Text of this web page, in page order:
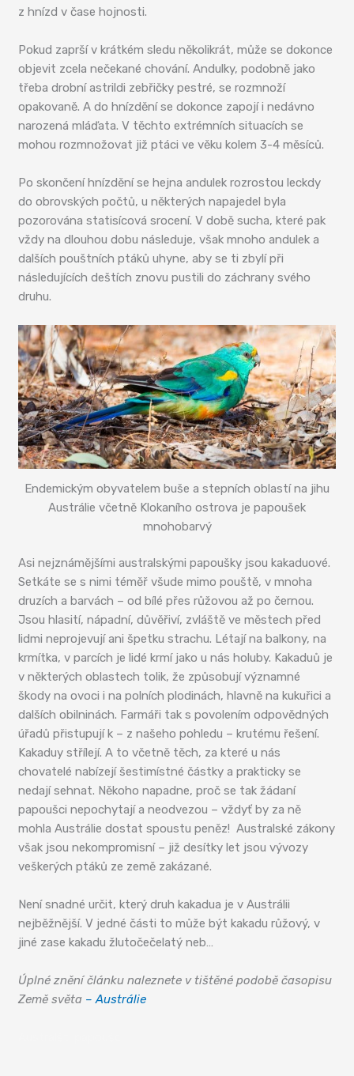
z hnízd v čase hojnosti.
Pokud zaprší v krátkém sledu několikrát, může se dokonce
objevit zcela nečekané chování. Andulky, podobně jako
třeba drobní astrildi zebřičky pestré, se rozmnoží
opakovaně. A do hnízdění se dokonce zapojí i nedávno
narozená mláďata. V těchto extrémních situacích se
mohou rozmnožovat již ptáci ve věku kolem 3-4 měsíců.
Po skončení hnízdění se hejna andulek rozrostou leckdy
do obrovských počtů, u některých napajedel byla
pozorována statisícová srocení. V době sucha, které pak
vždy na dlouhou dobu následuje, však mnoho andulek a
dalších pouštních ptáků uhyne, aby se ti zbylí při
následujících deštích znovu pustili do záchrany svého
druhu.
Endemickým obyvatelem buše a stepních oblastí na jihu
Austrálie včetně Klokaního ostrova je papoušek
mnohobarvý
Asi nejznámějšími australskými papoušky jsou kakaduové.
Setkáte se s nimi téměř všude mimo pouště, v mnoha
druzích a barvách – od bílé přes růžovou až po černou.
Jsou hlasití, nápadní, důvěřiví, zvláště ve městech před
lidmi neprojevují ani špetku strachu. Létají na balkony, na
krmítka, v parcích je lidé krmí jako u nás holuby. Kakaduů je
v některých oblastech tolik, že způsobují významné
škody na ovoci i na polních plodinách, hlavně na kukuřici a
dalších obilninách. Farmáři tak s povolením odpovědných
úřadů přistupují k – z našeho pohledu – krutému řešení.
Kakaduy střílejí. A to včetně těch, za které u nás
chovatelé nabízejí šestimístné částky a prakticky se
nedají sehnat. Někoho napadne, proč se tak žádaní
papoušci nepochytají a neodvezou – vždyť by za ně
mohla Austrálie dostat spoustu peněz! Australské zákony
však jsou nekompromisní – již desítky let jsou vývozy
veškerých ptáků ze země zakázané.
Není snadné určit, který druh kakadua je v Austrálii
nejběžnější. V jedné části to může být kakadu růžový, v
jiné zase kakadu žlutočečelatý neb…
Úplné znění článku naleznete v tištěné podobě časopisu
Země světa – Austrálie